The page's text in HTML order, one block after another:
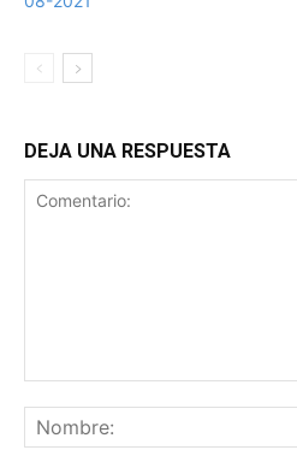
DEJA UNA RESPUESTA